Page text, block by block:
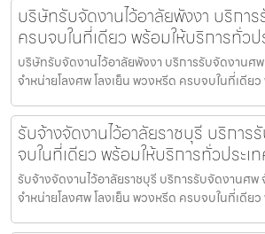
บริษัทรับจัดงานไว้อาลัยพังงา บริกา
ครบจบในที่เดียว พร้อมให้บริการทั่วป
บริษัทรับจัดงานไว้อาลัยพังงา บริการรับจัดงานศ
จำหน่ายโลงศพ โลงเย็น พวงหรีด ครบจบในที่เดีย
รับจ้างจัดงานไว้อาลัยราชบุรี บริกา
จบในที่เดียว พร้อมให้บริการทั่วประเ
รับจ้างจัดงานไว้อาลัยราชบุรี บริการรับจัดงานศ
จำหน่ายโลงศพ โลงเย็น พวงหรีด ครบจบในที่เดีย